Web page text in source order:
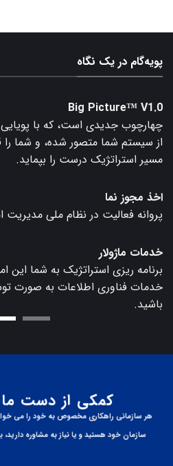
پویه‌گام در یک نگاه
Big Picture™ V1.0
چهارچوب جدیدی است، که با
از سیستم شما متصور شده، و شما
مسیر استراتژیک درست را بپماید.
اخذ مجوز نما
پروانه فعالیت در نظام ملی مدیریت
خدمات ماژولار
برنامه ریزی استراتژیک به شما این
خدمات فناوری اطلاعات به صورت
باشید.
کمکی از دست ما
هر سازمانی راهکاری مخصوص به خود را می
سازمان خود هستید و یا نیاز به مشاوره